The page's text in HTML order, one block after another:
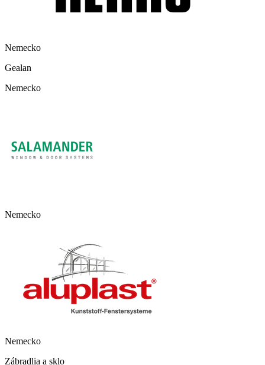
Nemecko
Gealan
Nemecko
Nemecko
Nemecko
Zábradlia a sklo